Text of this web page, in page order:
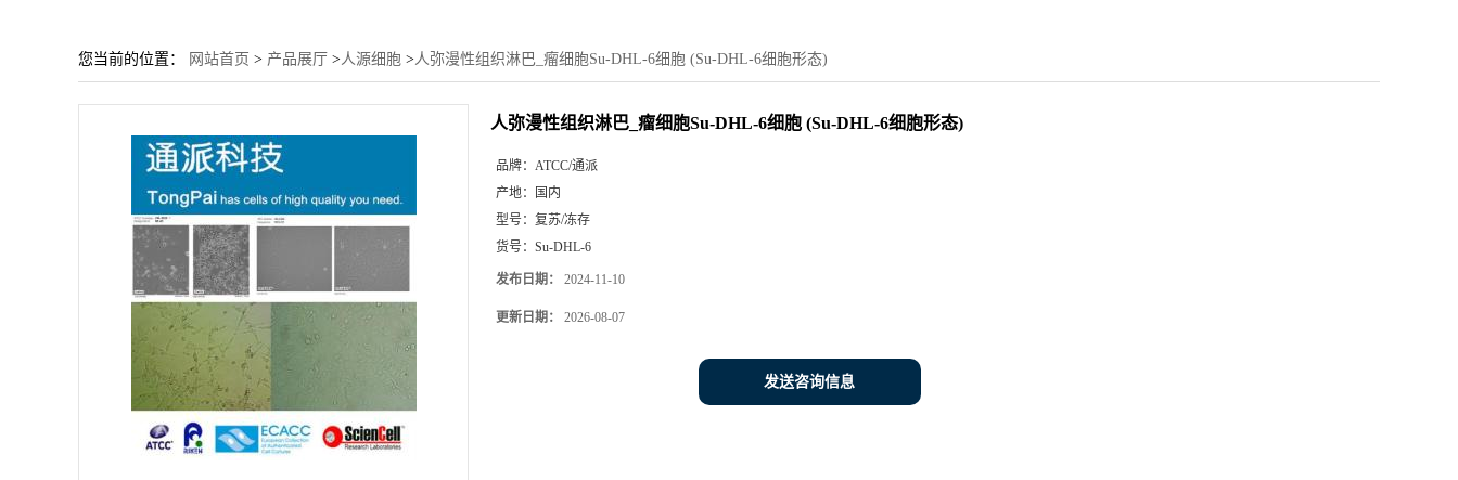
您当前的位置： 网站首页 > 产品展厅 >人源细胞 >人弥漫性组织淋巴_瘤细胞Su-DHL-6细胞 (Su-DHL-6细胞形态)
人弥漫性组织淋巴_瘤细胞Su-DHL-6细胞 (Su-DHL-6细胞形态)
品牌： ATCC/通派
产地：
国内
型号： 复苏/冻存
货号： Su-DHL-6
发布日期： 2024-11-10
更新日期： 2026-08-07
发送咨询信息